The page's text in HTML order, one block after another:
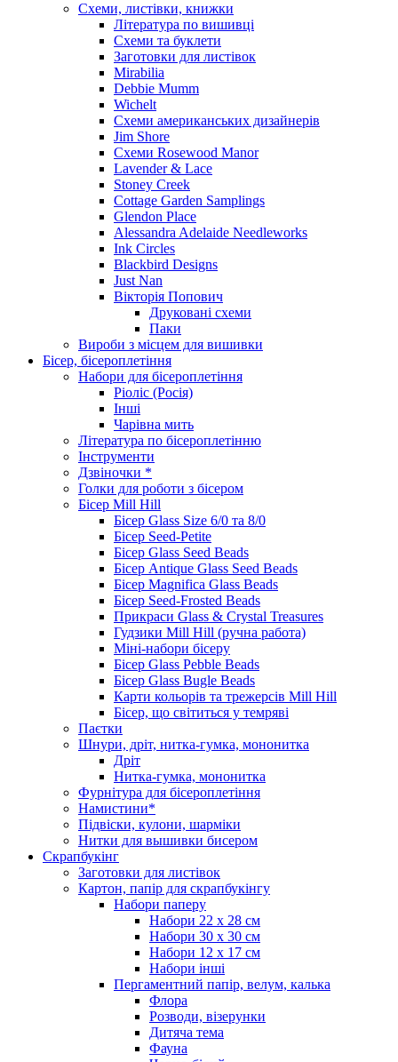
Схеми, листівки, книжки
Література по вишивці
Схеми та буклети
Заготовки для листівок
Mirabilia
Debbie Mumm
Wichelt
Схеми американських дизайнерів
Jim Shore
Cхеми Rosewood Manor
Lavender & Lace
Stoney Creek
Cottage Garden Samplings
Glendon Place
Alessandra Adelaide Needleworks
Ink Circles
Blackbird Designs
Just Nan
Вікторія Попович
Друковані схеми
Паки
Вироби з місцем для вишивки
Бісер, бісероплетіння
Набори для бісероплетіння
Ріоліс (Росія)
Інші
Чарівна мить
Література по бісероплетінню
Інструменти
Дзвіночки *
Голки для роботи з бісером
Бісер Mill Hill
Бісер Glass Size 6/0 та 8/0
Бісер Seed-Petite
Бісер Glass Seed Beads
Бісер Antique Glass Seed Beads
Бісер Magnifica Glass Beads
Бісер Seed-Frosted Beads
Прикраси Glass & Crystal Treasures
Гудзики Mill Hill (ручна работа)
Міні-набори бісеру
Бісер Glass Pebble Beads
Бісер Glass Bugle Beads
Карти кольорів та трежерсів Mill Hill
Бісер, що світиться у темряві
Паєтки
Шнури, дріт, нитка-гумка, мононитка
Дріт
Нитка-гумка, мононитка
Фурнітура для бісероплетіння
Намистини*
Підвіски, кулони, шарміки
Нитки для вышивки бисером
Скрапбукінг
Заготовки для листівок
Картон, папір для скрапбукінгу
Набори паперу
Набори 22 х 28 см
Набори 30 х 30 см
Набори 12 х 17 см
Набори інші
Пергаментний папір, велум, калька
Флора
Розводи, візерунки
Дитяча тема
Фауна